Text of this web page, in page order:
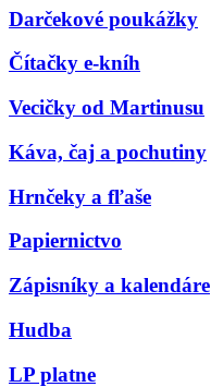
Darčekové poukážky
Čítačky e-kníh
Vecičky od Martinusu
Káva, čaj a pochutiny
Hrnčeky a fľaše
Papiernictvo
Zápisníky a kalendáre
Hudba
LP platne